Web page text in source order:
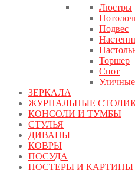
Люстры
Подвес
Торшер
Спот
ЗЕРКАЛА
ЖУРНАЛЬНЫЕ
КОНСОЛИ И ТУМБЫ
СТУЛЬЯ
ДИВАНЫ
КОВРЫ
ПОСУДА
ПОСТЕРЫ И КАРТИНЫ